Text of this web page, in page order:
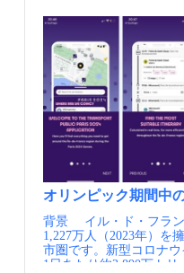
造（出典②） 【資料・参考情報】 ①CapMetro
Data Governance（
が登壇し、健康的で誰
た。健康、持続可能性
ど、社会課題の解決に
行われました。 本記事
の熱量を踏まえ、注目
本から登壇した筑波大
よるSIPの取組発表を紹介しま
しく行われた オープニング
ふれるパラレルセッション SIPの取組を世
発信― 石田東生名誉教授 パラレルセッショ
ンでは、筑波大学・石
におけるモビリティサー
関する取組を発表しま
政府関係者が中心となる
からの発表は貴重であ
としても存在感のある
表では、日本の地方都
は、交通や日常生活に
いるのではないかとの
た。 そこでEU（欧州
月31日付のマルチモー
利用可能性に関する規則
(UE) n° 2017/1926） 、
する国家アクセスポイ
ことを義務付けました
フランス政府・モビリ
サイト「
ル情報データのNAPに
2020-183 ） 。さらに、
たLOM法 （Loi
25条および第27条では
交通プロバイダー、イ
を通じて、旅客情報に
ワークからのデータを
オリンピック期間中
背景 イル・ド・フランス都市圏は、人口約
1,227万人（2023年）を
市圏です。新型コロナウ
1日あたり約3,890万トリ